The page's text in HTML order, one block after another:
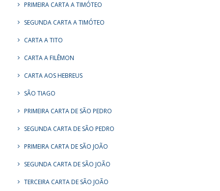
PRIMEIRA CARTA A TIMÓTEO
SEGUNDA CARTA A TIMÓTEO
CARTA A TITO
CARTA A FILÊMON
CARTA AOS HEBREUS
SÃO TIAGO
PRIMEIRA CARTA DE SÃO PEDRO
SEGUNDA CARTA DE SÃO PEDRO
PRIMEIRA CARTA DE SÃO JOÃO
SEGUNDA CARTA DE SÃO JOÃO
TERCEIRA CARTA DE SÃO JOÃO